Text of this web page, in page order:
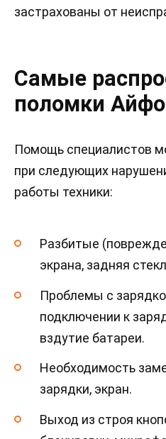
застрахованы от
Самые
поломки
Помощь специалистов
при следующих
работы техники:
Разбитые
экрана, задняя
Проблемы с
подключении к
вздутие батареи.
Необходимость
зарядки, экран.
Выход из строя